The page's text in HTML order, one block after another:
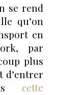
se rend
qu’on
en
par
plus
d’entrer
cette